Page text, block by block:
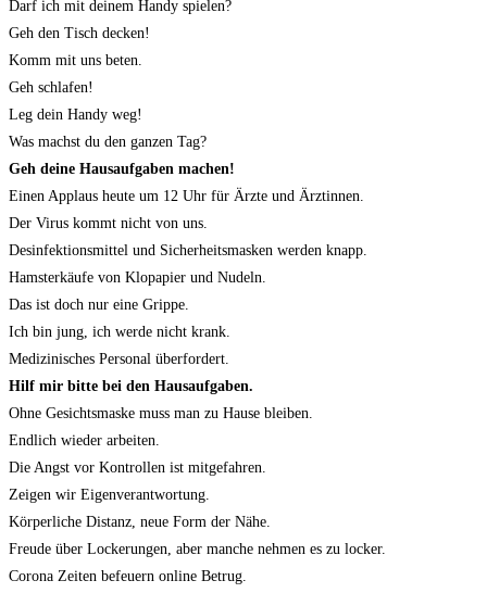
Darf ich mit deinem Handy spielen?
Geh den Tisch decken!
Komm mit uns beten.
Geh schlafen!
Leg dein Handy weg!
Was machst du den ganzen Tag?
Geh deine Hausaufgaben machen!
Einen Applaus heute um 12 Uhr für Ärzte und Ärztinnen.
Der Virus kommt nicht von uns.
Desinfektionsmittel und Sicherheitsmasken werden knapp.
Hamsterkäufe von Klopapier und Nudeln.
Das ist doch nur eine Grippe.
Ich bin jung, ich werde nicht krank.
Medizinisches Personal überfordert.
Hilf mir bitte bei den Hausaufgaben.
Ohne Gesichtsmaske muss man zu Hause bleiben.
Endlich wieder arbeiten.
Die Angst vor Kontrollen ist mitgefahren.
Zeigen wir Eigenverantwortung.
Körperliche Distanz, neue Form der Nähe.
Freude über Lockerungen, aber manche nehmen es zu locker.
Corona Zeiten befeuern online Betrug.